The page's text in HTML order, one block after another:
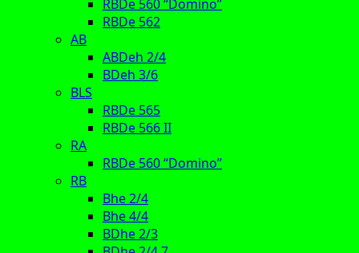
RBDe 560 “Domino”
RBDe 562
AB
ABDeh 2/4
BDeh 3/6
BLS
RBDe 565
RBDe 566 II
RA
RBDe 560 “Domino”
RB
Bhe 2/4
Bhe 4/4
BDhe 2/3